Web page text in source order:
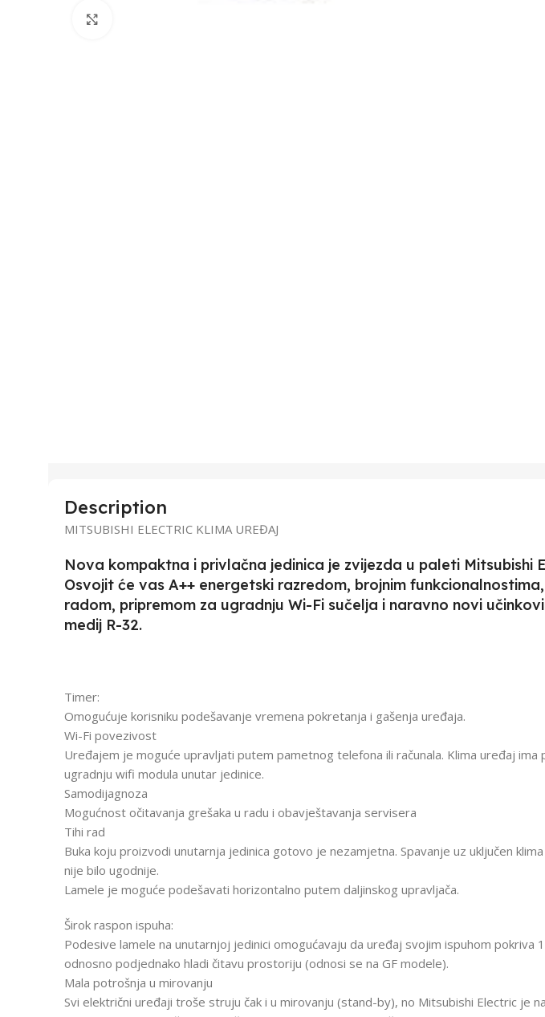
Description
MITSUBISHI ELECTRIC KLIMA UREĐAJ
Nova kompaktna i privlačna jedinica je zvijezda u paleti Mitsubishi
Osvojit će vas A++ energetski razredom, brojnim
radom, pripremom za ugradnju Wi-Fi sučelja i naravno novi
medij R-32.
Timer:
Omogućuje korisniku podešavanje vremena pokretanja i gašenja uređaja.
Wi-Fi povezivost
Uređajem je moguće upravljati putem pametnog telefona ili računala. Klima uređaj ima
ugradnju wifi modula unutar jedinice.
Samodijagnoza
Mogućnost očitavanja grešaka u radu i obavještavanja servisera
Tihi rad
Buka koju proizvodi unutarnja jedinica gotovo je nezamjetna. Spavanje uz uključen
nije bilo ugodnije.
Lamele je moguće podešavati horizontalno putem daljinskog upravljača.
Širok raspon ispuha:
Podesive lamele na unutarnjoj jedinici omogućavaju da uređaj svojim ispuhom pokriva
odnosno podjednako hladi čitavu prostoriju (odnosi se na GF modele).
Mala potrošnja u mirovanju
Svi električni uređaji troše struju čak i u mirovanju (stand-by), no Mitsubishi Electric je